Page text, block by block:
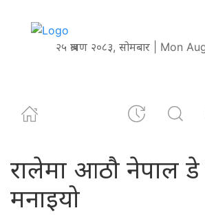
२५ श्रावण २०८३, सोमबार | Mon
रालेमा आठौ नेपाल डे
मनाइयो